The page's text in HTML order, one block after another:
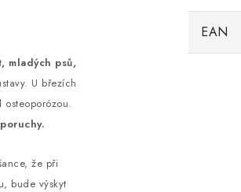
mladých psů,
U březích
že při
bude výskyt
EAN